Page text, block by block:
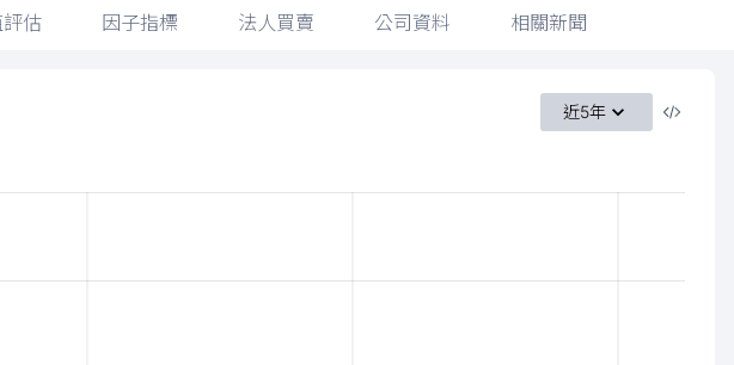
估 因子指標 法人買賣 公司資料 相關新聞
近5年